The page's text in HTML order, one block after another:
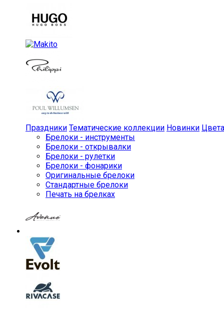
Праздники Тематические коллекции Новинки Цвета
Брелоки - инструменты
Брелоки - открывалки
Брелоки - рулетки
Брелоки - фонарики
Оригинальные брелоки
Стандартные брелоки
Печать на брелках